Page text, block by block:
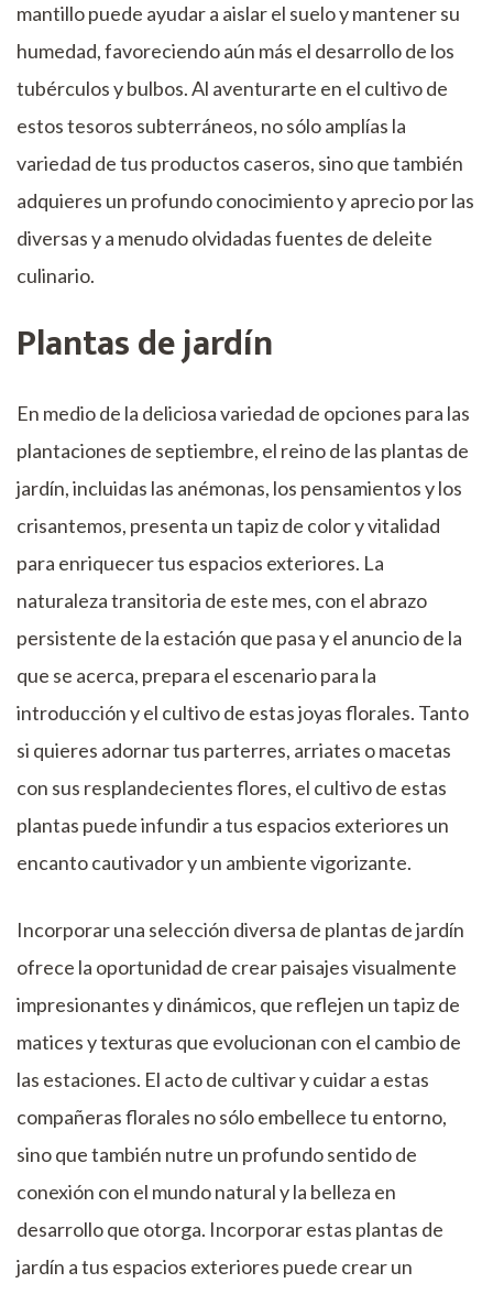
mantillo puede ayudar a aislar el suelo y mantener su
humedad, favoreciendo aún más el desarrollo de los
tubérculos y bulbos. Al aventurarte en el cultivo de
estos tesoros subterráneos, no sólo amplías la
variedad de tus productos caseros, sino que también
adquieres un profundo conocimiento y aprecio por las
diversas y a menudo olvidadas fuentes de deleite
culinario.
Plantas de jardín
En medio de la deliciosa variedad de opciones para las
plantaciones de septiembre, el reino de las plantas de
jardín, incluidas las anémonas, los pensamientos y los
crisantemos, presenta un tapiz de color y vitalidad
para enriquecer tus espacios exteriores. La
naturaleza transitoria de este mes, con el abrazo
persistente de la estación que pasa y el anuncio de la
que se acerca, prepara el escenario para la
introducción y el cultivo de estas joyas florales. Tanto
si quieres adornar tus parterres, arriates o macetas
con sus resplandecientes flores, el cultivo de estas
plantas puede infundir a tus espacios exteriores un
encanto cautivador y un ambiente vigorizante.
Incorporar una selección diversa de plantas de jardín
ofrece la oportunidad de crear paisajes visualmente
impresionantes y dinámicos, que reflejen un tapiz de
matices y texturas que evolucionan con el cambio de
las estaciones. El acto de cultivar y cuidar a estas
compañeras florales no sólo embellece tu entorno,
sino que también nutre un profundo sentido de
conexión con el mundo natural y la belleza en
desarrollo que otorga. Incorporar estas plantas de
jardín a tus espacios exteriores puede crear un